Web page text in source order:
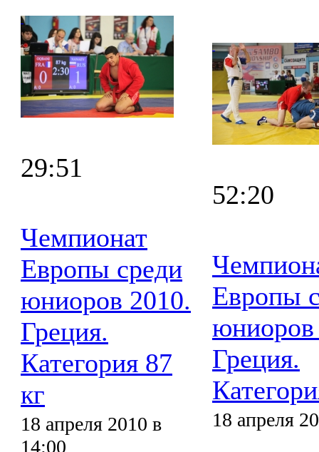
29:51
Чемпионат
Европы среди
юниоров 2010.
Греция.
Категория 87
кг
18 апреля 2010 в
14:00
52:20
Европы
юниоров
Греция.
18 апреля